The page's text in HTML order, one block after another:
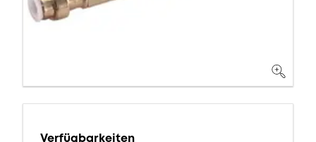
Verfügbarkeiten